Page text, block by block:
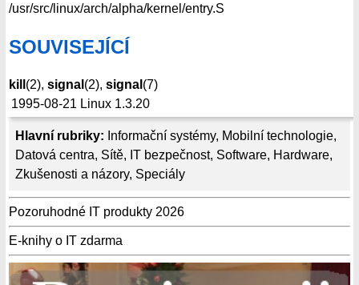
Hlavní rubriky: Informační systémy, Mobilní technologie,
Datová centra, Sítě, IT bezpečnost, Software, Hardware,
Zkušenosti a názory, Speciály
Pozoruhodné IT produkty 2026
E-knihy o IT zdarma
/usr/src/linux/arch/alpha/kernel/entry.S
SOUVISEJÍCÍ
kill (2), signal (2), signal (7)
1995-08-21 Linux 1.3.20